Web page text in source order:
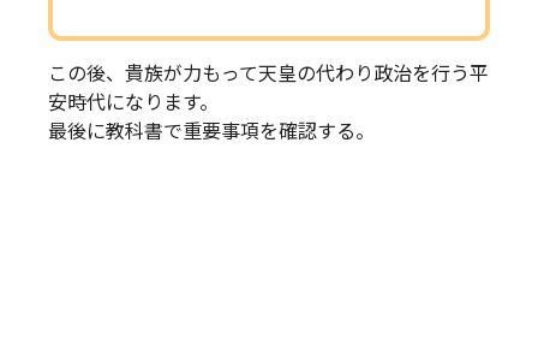
この後、貴族が力もって天皇の代わり政治を行う平
安時代になります。
最後に教科書で重要事項を確認する。